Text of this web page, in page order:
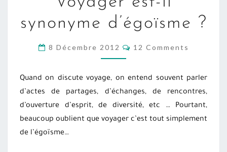
IL
SYNONYME
synonyme d’égoïsme ?
8 Décembre 2012 COMMENTS
12 Comments
Quand on discute voyage, on entend souvent parler
d’actes de partages, d’échanges, de rencontres,
d’ouverture d’esprit, de diversité, etc … Pourtant,
beaucoup oublient que voyager c’est tout simplement
de l’égoïsme…